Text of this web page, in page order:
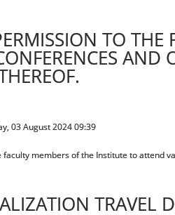
TO THE
03 August 2024 09:39
members of the Institute to attend
TRAVEL